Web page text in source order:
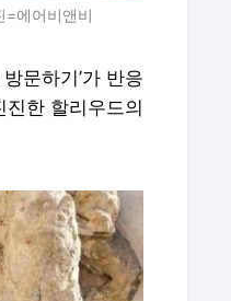
=에어비앤비
문하기’가 반응
한 할리우드의